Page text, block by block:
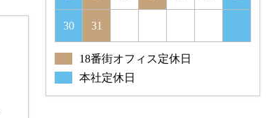
続きを読む "%s"
30 31
18番街オフィス定休日
本社定休日